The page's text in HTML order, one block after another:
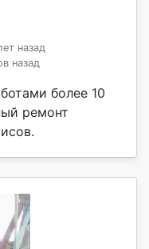
назад
назад
более 10
ремонт